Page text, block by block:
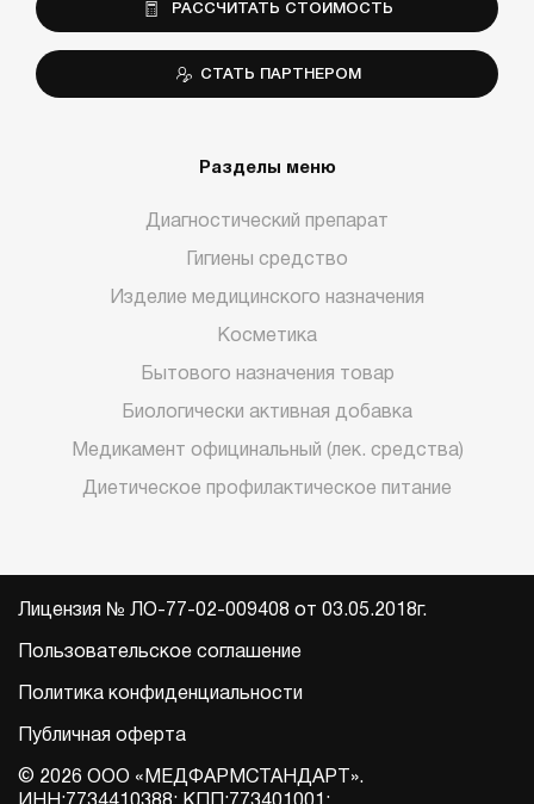
РАССЧИТАТЬ СТОИМОСТЬ
СТАТЬ ПАРТНЕРОМ
Разделы меню
Диагностический препарат
Гигиены средство
Изделие медицинского назначения
Косметика
Бытового назначения товар
Биологически активная добавка
Медикамент официнальный (лек. средства)
Диетическое профилактическое питание
Лицензия № ЛО-77-02-009408 от 03.05.2018г.
Пользовательское соглашение
Политика конфиденциальности
Публичная оферта
© 2026 ООО «МЕДФАРМСТАНДАРТ».